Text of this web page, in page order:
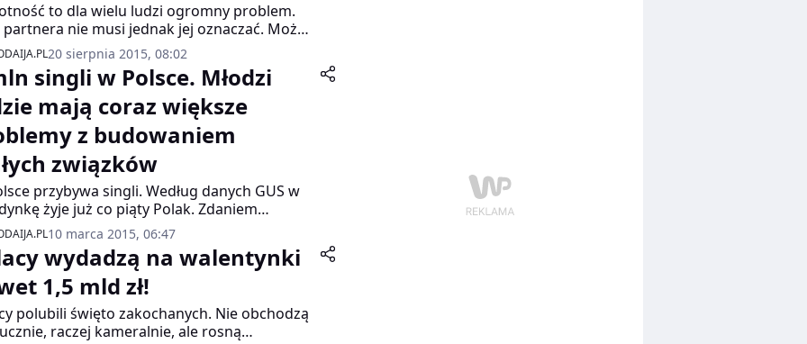
to dla wielu ludzi ogromny problem.
partnera nie musi jednak jej oznaczać. Może
otwierać drogi, które dla wielu osób są, lub
się być zamknięte. Coraz więcej osób
się na życie w pojedynkę.
20 sierpnia 2015, 08:02
singli w Polsce. Młodzi
mają coraz większe
z budowaniem
związków
przybywa singli. Według danych GUS w
żyje już co piąty Polak. Zdaniem
jest to w równym stopniu efekt mody i
przed bliskością. Młodym ludziom bardzo
jest obecnie nawiązywać relacje, znacznie
przychodzi im jednak ich utrzymanie.
10 marca 2015, 06:47
wydadzą na walentynki
1,5 mld zł!
polubili święto zakochanych. Nie obchodzą
raczej kameralnie, ale rosną